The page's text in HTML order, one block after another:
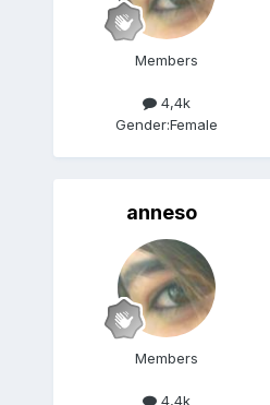
Members
4,4k
Gender:Female
anneso
Members
4,4k